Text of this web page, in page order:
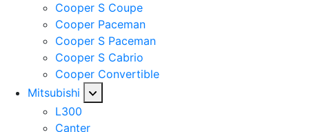
Cooper S Coupe
Cooper Paceman
Cooper S Paceman
Cooper S Cabrio
Cooper Convertible
Mitsubishi
L300
Canter